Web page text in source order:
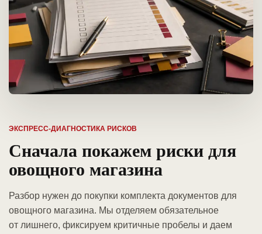
ЭКСПРЕСС-ДИАГНОСТИКА РИСКОВ
Сначала покажем риски для
овощного магазина
Разбор нужен до покупки комплекта документов для
овощного магазина. Мы отделяем обязательное
от лишнего, фиксируем критичные пробелы и даем